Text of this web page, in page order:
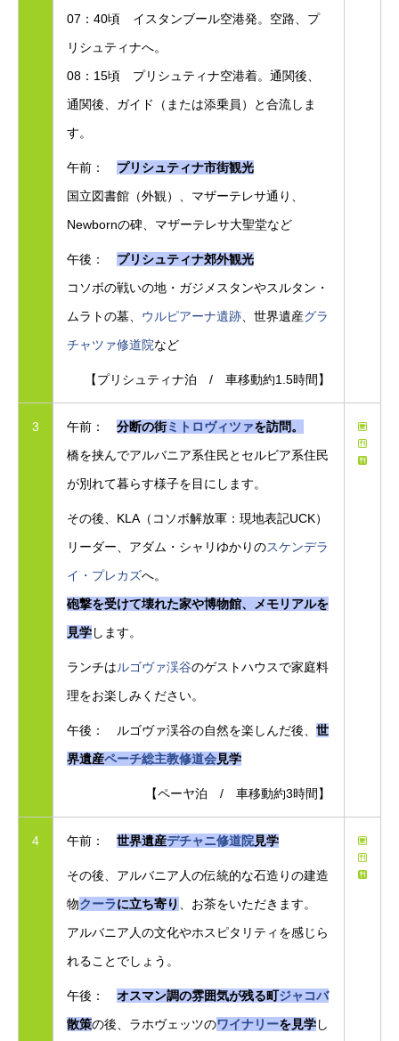
07：40頃 イスタンブール空港発。空路、プ
リシュティナへ。
08：15頃 プリシュティナ空港着。通関後、
通関後、ガイド（または添乗員）と合流しま
す。
午前： プリシュティナ市街観光
国立図書館（外観）、マザーテレサ通り、
Newbornの碑、マザーテレサ大聖堂など
午後： プリシュティナ郊外観光
コソボの戦いの地・ガジメスタンやスルタン・
ムラトの墓、 ウルピアーナ遺跡 、世界遺産グラ
チャツァ修道院など
【プリシュティナ泊 / 車移動約1.5時間】
3 午前： 分断の街ミトロヴィツァを訪問。
橋を挟んでアルバニア系住民とセルビア系住民
が別れて暮らす様子を目にします。
その後、KLA（コソボ解放軍：現地表記UCK）
リーダー、アダム・シャリゆかりのスケンデラ
イ・プレカズへ。
砲撃を受けて壊れた家や博物館、メモリアルを
見学します。
ランチはルゴヴァ渓谷のゲストハウスで家庭料
理をお楽しみください。
午後： ルゴヴァ渓谷の自然を楽しんだ後、 世
界遺産ペーチ総主教修道会見学
【ペーヤ泊 / 車移動約3時間】
4 午前： 世界遺産デチャニ修道院見学
その後、アルバニア人の伝統的な石造りの建造
物クーラに立ち寄り
、お茶をいただきます。
アルバニア人の文化やホスピタリティを感じら
れることでしょう。
午後： オスマン調の雰囲気が残る町ジャコバ
散策の後、ラホヴェッツのワイナリーを見学し